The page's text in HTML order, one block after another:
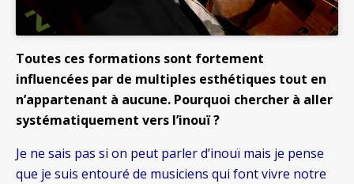
Toutes ces formations sont fortement
influencées par de multiples esthétiques tout en
n’appartenant à aucune. Pourquoi chercher à aller
systématiquement vers l’inouï ?
Je ne sais pas si on peut parler d’inouï mais je pense
que je suis entouré de musiciens qui font vivre notre